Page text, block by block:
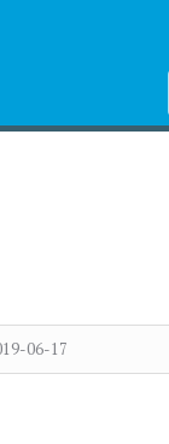
06-17